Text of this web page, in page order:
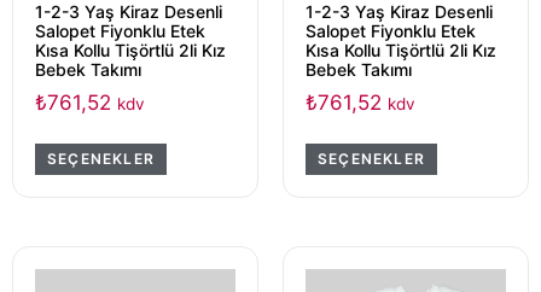
1-2-3 Yaş Kiraz Desenli
Salopet Fiyonklu Etek
Kısa Kollu Tişörtlü 2li Kız
Bebek Takımı
₺761,52 kdv
SEÇENEKLER
1-2-3 Yaş Kiraz Desenli
Salopet Fiyonklu Etek
Kısa Kollu Tişörtlü 2li Kız
Bebek Takımı
₺761,52 kdv
SEÇENEKLER